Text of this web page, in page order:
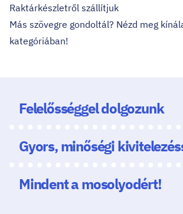
Raktárkészletről szállítjuk
Más szövegre gondoltál? Nézd meg
kategóriában!
Felelősséggel dolgozunk
Gyors, minőségi
Mindent a mosolyodért!